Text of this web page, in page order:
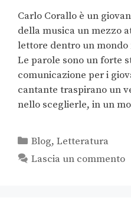
Carlo Corallo è un
della musica un mezzo
lettore dentro un
Le parole sono un forte
comunicazione per i
cantante traspirano un
nello sceglierle, in un
Blog,Letteratura
Lascia un commento